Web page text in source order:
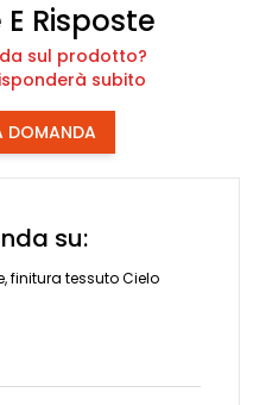
Risposte
sul prodotto?
subito
DOMANDA
su:
finitura tessuto Cielo